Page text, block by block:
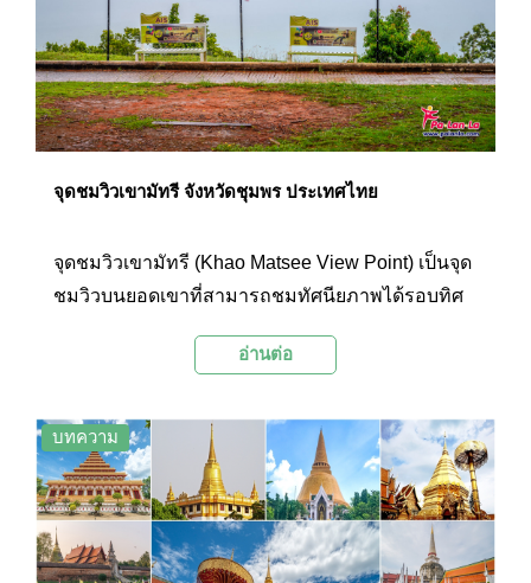
ทะเลที่มีความสวยงามอีกแห่งหนึ่งของชุมพรอีกด้วย
จุดชมวิวเขามัทรี จังหวัดชุมพร ประเทศไทย
จุดชมวิวเขามัทรี (Khao Matsee View Point) เป็นจุด
ชมวิวบนยอดเขาที่สามารถชมทัศนียภาพได้รอบทิศ
ไฮไลท์คือการชมพระอาทิตย์ขึ้นจากทะเลในช่วงเช้า
เย็น ซึ่งเป็นภาพที่สวยงามน่าประทับใจเป็นอย่างมาก
นอกจากนี้ ในช่วงเวลากลางวันยังมองเห็นวิวท้อง
ทะเลสีฟ้าครามอันกว้างใหญ่ ส่วนในช่วงหัวค่ำเมื่อ
ฟ้ามืดลงก็จะมองเห็นแสงไฟจากชุมชนและไฟจาก
เรือประมงขนาดเล็กจำนวนมากที่ลอยลำอยู่ในทะเล
อ่านต่อ
บทความ